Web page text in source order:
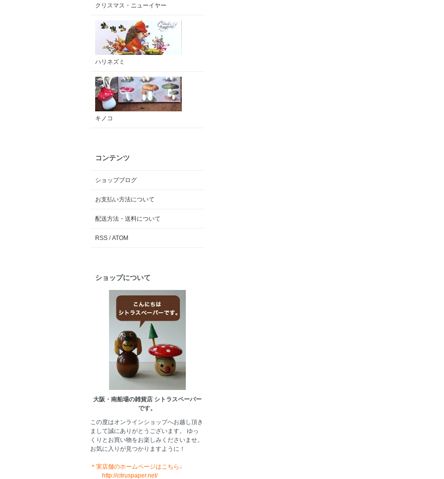
クリスマス・ニューイヤー
ハリネズミ
キノコ
コンテンツ
ショップブログ
お支払い方法について
配送方法・送料について
RSS /ATOM
ショップについて
大阪・南船場の雑貨店 シトラスペーパー
です。
この度はオンラインショップへお越し頂き
まして誠にありがとうございます。 ゆっ
くりとお買い物をお楽しみくださいませ。
お気に入りが見つかりますように！
＊実店舗のホームページはこちら↓
http://citruspaper.net/